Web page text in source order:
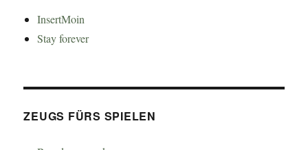
InsertMoin
Stay forever
ZEUGS FÜRS SPIELEN